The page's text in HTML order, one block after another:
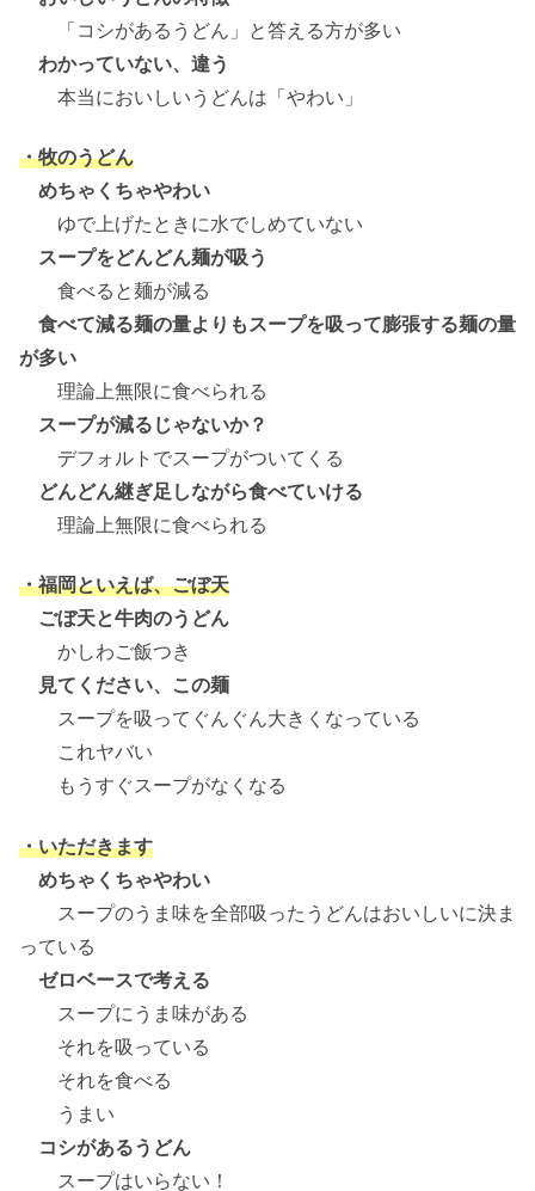
「コシがあるうどん」と答える方が多い
わかっていない、違う
本当においしいうどんは「やわい」
・牧のうどん
めちゃくちゃやわい
ゆで上げたときに水でしめていない
スープをどんどん麺が吸う
食べると麺が減る
食べて減る麺の量よりもスープを吸って膨張する麺の量
が多い
理論上無限に食べられる
スープが減るじゃないか？
デフォルトでスープがついてくる
どんどん継ぎ足しながら食べていける
理論上無限に食べられる
・福岡といえば、ごぼ天
ごぼ天と牛肉のうどん
かしわご飯つき
見てください、この麺
スープを吸ってぐんぐん大きくなっている
これヤバい
もうすぐスープがなくなる
・いただきます
めちゃくちゃやわい
スープのうま味を全部吸ったうどんはおいしいに決ま
っている
ゼロベースで考える
スープにうま味がある
それを吸っている
それを食べる
うまい
コシがあるうどん
スープはいらない！